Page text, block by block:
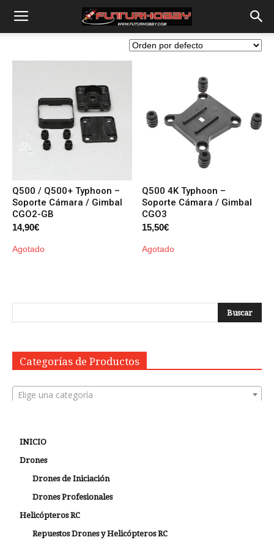
Q500 / Q500+ Typhoon –
Soporte Cámara / Gimbal
CGO2-GB
14,90€
Agotado
Q500 4K Typhoon –
Soporte Cámara / Gimbal
CGO3
15,50€
Agotado
Categorías de Productos
Elige una categoría
INICIO
Drones
Drones de Iniciación
Drones Profesionales
Helicópteros RC
Repuestos Drones y Helicópteros RC